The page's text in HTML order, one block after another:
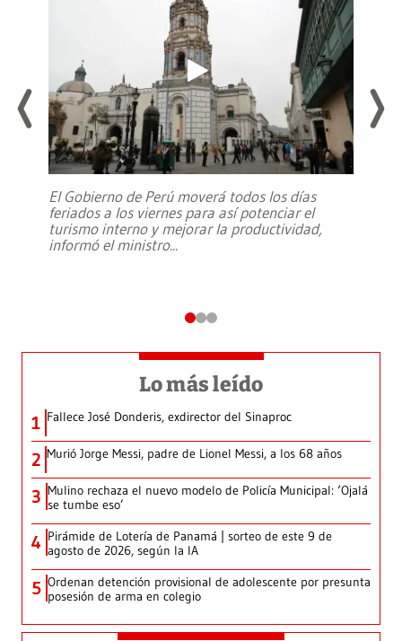
El Gobierno de Perú moverá todos los días
feriados a los viernes para así potenciar el
turismo interno y mejorar la productividad,
informó el ministro...
Lo más leído
1 Fallece José Donderis, exdirector del Sinaproc
2 Murió Jorge Messi, padre de Lionel Messi, a los 68 años
3 Mulino rechaza el nuevo modelo de Policía Municipal: ‘Ojalá
se tumbe eso’
4 Pirámide de Lotería de Panamá | sorteo de este 9 de
agosto de 2026, según la IA
5 Ordenan detención provisional de adolescente por presunta
posesión de arma en colegio